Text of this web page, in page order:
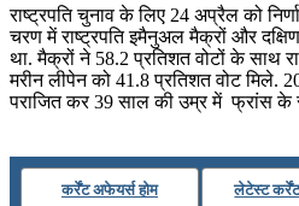
July 16, 2026
📝 डेली करेंट अफेयर्स: 13-15
राष्ट्रपति चुनाव के लिए 24 अप्रैल को
चरण में राष्ट्रपति इमैनुअल मैक्रों और
था. मैक्रों ने 58.2 प्रतिशत वोटों के साथ
मरीन लीपेन को 41.8 प्रतिशत वोट मिले.
पराजित कर 39 साल की उम्र में फ्रांस के
कर्रेंट अफेयर्स होम लेटेस्ट